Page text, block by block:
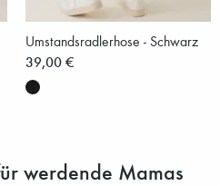
Umstandsradlerhose - Schwarz
39,00 €
werdende Mamas